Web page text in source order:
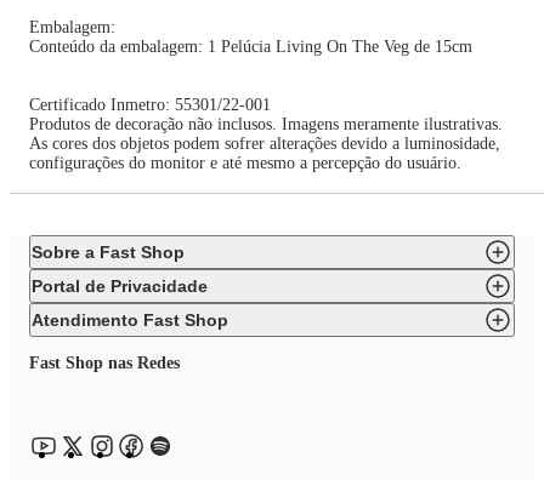
Embalagem:
Conteúdo da embalagem: 1 Pelúcia Living On The Veg de 15cm
Certificado Inmetro: 55301/22-001
Produtos de decoração não inclusos. Imagens meramente ilustrativas.
As cores dos objetos podem sofrer alterações devido a luminosidade,
configurações do monitor e até mesmo a percepção do usuário.
Sobre a Fast Shop
Portal de Privacidade
Atendimento Fast Shop
Fast Shop nas Redes